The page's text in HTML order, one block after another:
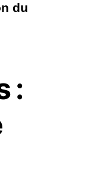
du
: